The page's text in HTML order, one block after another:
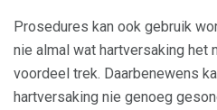
Prosedures kan ook gebruik
nie almal wat hartversaking het
voordeel trek. Daarbenewens
hartversaking nie genoeg